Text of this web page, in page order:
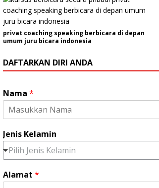
privat coaching speaking berbicara di depan
umum juru bicara indonesia
DAFTARKAN DIRI ANDA
Nama *
Jenis Kelamin
Pilih Jenis Kelamin
*
N
Alamat *